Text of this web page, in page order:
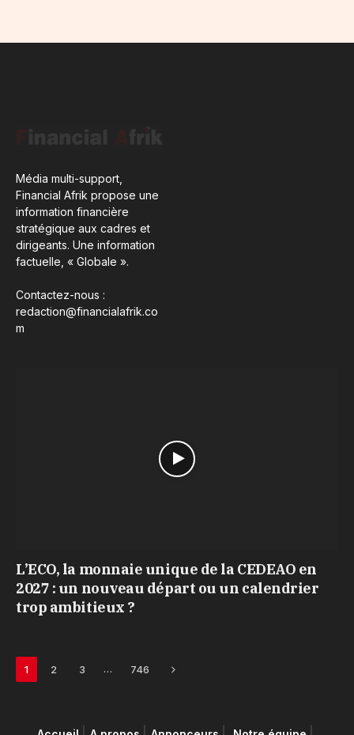
Média multi-support,
Financial Afrik propose une
information financière
stratégique aux cadres et
dirigeants. Une information
factuelle, « Globale ».
Contactez-nous :
redaction@financialafrik.co
m
L’ECO, la monnaie unique de la CEDEAO en
2027 : un nouveau départ ou un calendrier
trop ambitieux ?
1 2 3 … 746 Next